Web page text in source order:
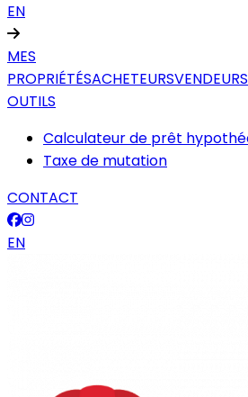
EN
MES
PROPRIÉTÉSACHETEURSVENDEURS
OUTILS
Calculateur de prêt
Taxe de mutation
CONTACT
EN